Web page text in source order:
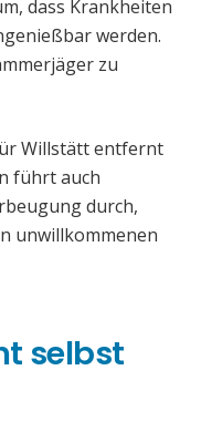
dass Krankheiten
werden.
zu
Willstätt entfernt
führt auch
durch,
unwillkommenen
selbst